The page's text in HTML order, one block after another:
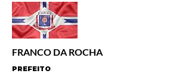
FRANCO DA ROCHA
PREFEITO